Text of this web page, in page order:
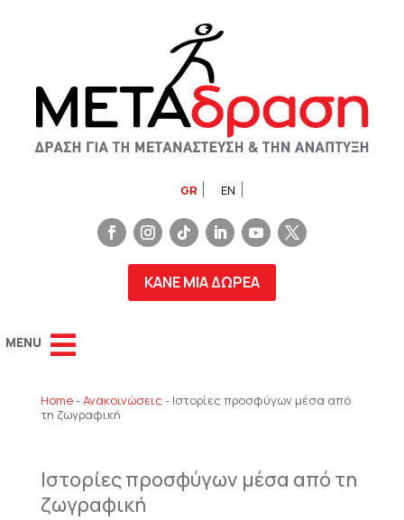
GR EN
ΚΑΝΕ ΜΙΑ ΔΩΡΕΑ
Home-Ανακοινώσεις - Ιστορίες προσφύγων μέσα από
τη ζωγραφική
Ιστορίες προσφύγων μέσα από τη
ζωγραφική